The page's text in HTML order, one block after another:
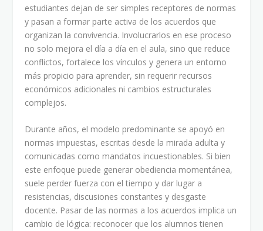
estudiantes dejan de ser simples receptores de normas
y pasan a formar parte activa de los acuerdos que
organizan la convivencia. Involucrarlos en ese proceso
no solo mejora el día a día en el aula, sino que reduce
conflictos, fortalece los vínculos y genera un entorno
más propicio para aprender, sin requerir recursos
económicos adicionales ni cambios estructurales
complejos.
Durante años, el modelo predominante se apoyó en
normas impuestas, escritas desde la mirada adulta y
comunicadas como mandatos incuestionables. Si bien
este enfoque puede generar obediencia momentánea,
suele perder fuerza con el tiempo y dar lugar a
resistencias, discusiones constantes y desgaste
docente. Pasar de las normas a los acuerdos implica un
cambio de lógica: reconocer que los alumnos tienen